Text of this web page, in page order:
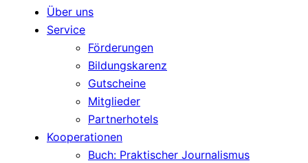
Über uns
Service
Förderungen
Bildungskarenz
Gutscheine
Mitglieder
Partnerhotels
Kooperationen
Buch: Praktischer Journalismus